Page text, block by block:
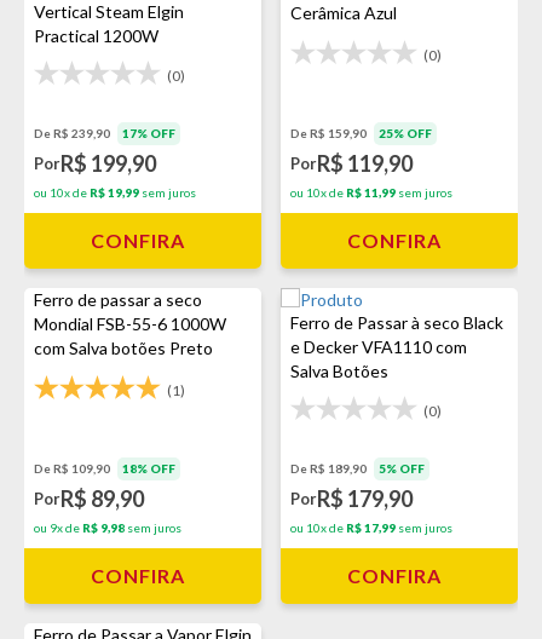
Vertical Steam Elgin
Practical 1200W
(0)
De R$ 239,90 17% OFF
PorR$ 199,90
ou 10x de R$ 19,99 sem juros
CONFIRA
Cerâmica Azul
(0)
De R$ 159,90 25% OFF
PorR$ 119,90
ou 10x de R$ 11,99 sem juros
CONFIRA
Ferro de passar a seco
Mondial FSB-55-6 1000W
com Salva botões Preto
(1)
De R$ 109,90 18% OFF
PorR$ 89,90
ou 9x de R$ 9,98 sem juros
CONFIRA
Ferro de Passar à seco Black
e Decker VFA1110 com
Salva Botões
(0)
De R$ 189,90 5% OFF
PorR$ 179,90
ou 10x de R$ 17,99 sem juros
CONFIRA
Ferro de Passar a Vapor Elgin